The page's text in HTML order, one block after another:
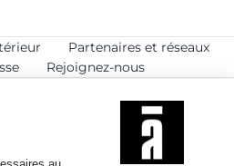
Partenaires et réseaux
Rejoignez-nous